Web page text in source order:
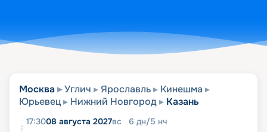
Москва Углич Ярославль
Кинешма
Юрьевец
Нижний Новгород Казань
17:3008 августа 2027вс 6 дн/5 нч